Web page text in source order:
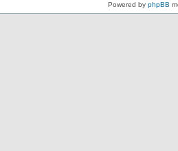
Powered by phpBB